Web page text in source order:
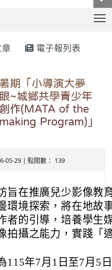
電子報列表
期「小導演大夢
~城鄉共學青少年
作(MATA of the
Program)」
05-29 | 點閱數： 139
旨在推廣兒少影像教
環境探索，將在地故
者的引導，培養學生
拍攝之能力，實踐「
115年7月1日至7月5